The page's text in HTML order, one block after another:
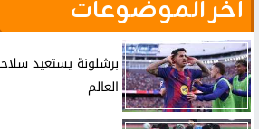
آخر الموضوعات
برشلونة يستعيد
العالم